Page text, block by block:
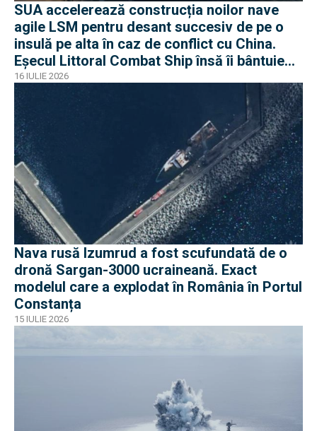
SUA accelerează construcția noilor nave
agile LSM pentru desant succesiv de pe o
insulă pe alta în caz de conflict cu China.
Eșecul Littoral Combat Ship însă îi bântuie
pe americani
16 IULIE 2026
Nava rusă Izumrud a fost scufundată de o
dronă Sargan-3000 ucraineană. Exact
modelul care a explodat în România în Portul
Constanța
15 IULIE 2026